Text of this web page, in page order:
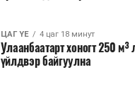
ЦАГ ҮЕ 4 цаг 18 минут
Улаанбаатарт хоногт 250
үйлдвэр байгуулна